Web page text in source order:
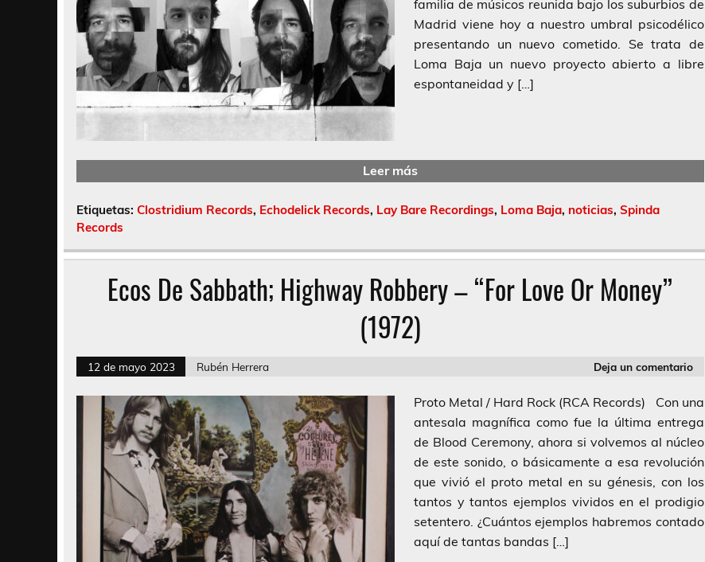
familia de músicos reunida bajo los suburbios de
Madrid viene hoy a nuestro umbral psicodélico
presentando un nuevo cometido. Se trata de
Loma Baja un nuevo proyecto abierto a libre
espontaneidad y […]
Leer más
Etiquetas: Clostridium Records, Echodelick Records, Lay Bare Recordings, Loma Baja, noticias, Spinda
Records
Ecos De Sabbath; Highway Robbery – “For Love Or Money”
(1972)
12 de mayo 2023 Rubén Herrera Deja un comentario
Proto Metal / Hard Rock (RCA Records) Con una
antesala magnífica como fue la última entrega
de Blood Ceremony, ahora si volvemos al núcleo
de este sonido, o básicamente a esa revolución
que vivió el proto metal en su génesis, con los
tantos y tantos ejemplos vividos en el prodigio
setentero. ¿Cuántos ejemplos habremos contado
aquí de tantas bandas […]